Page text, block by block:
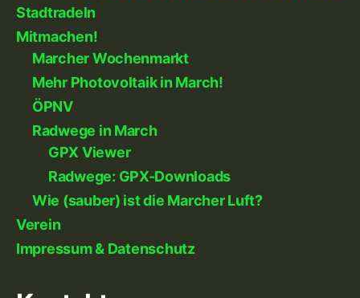
Stadtradeln
Mitmachen!
Marcher Wochenmarkt
Mehr Photovoltaik in March!
ÖPNV
Radwege in March
GPX Viewer
Radwege: GPX-Downloads
Wie (sauber) ist die Marcher Luft?
Verein
Impressum & Datenschutz